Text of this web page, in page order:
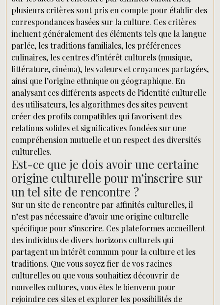
plusieurs critères sont pris en compte pour établir des
correspondances basées sur la culture. Ces critères
incluent généralement des éléments tels que la langue
parlée, les traditions familiales, les préférences
culinaires, les centres d’intérêt culturels (musique,
littérature, cinéma), les valeurs et croyances partagées,
ainsi que l’origine ethnique ou géographique. En
analysant ces différents aspects de l’identité culturelle
des utilisateurs, les algorithmes des sites peuvent
créer des profils compatibles qui favorisent des
relations solides et significatives fondées sur une
compréhension mutuelle et un respect des diversités
culturelles.
Est-ce que je dois avoir une certaine
origine culturelle pour m’inscrire sur
un tel site de rencontre ?
Sur un site de rencontre par affinités culturelles, il
n’est pas nécessaire d’avoir une origine culturelle
spécifique pour s’inscrire. Ces plateformes accueillent
des individus de divers horizons culturels qui
partagent un intérêt commun pour la culture et les
traditions. Que vous soyez fier de vos racines
culturelles ou que vous souhaitiez découvrir de
nouvelles cultures, vous êtes le bienvenu pour
rejoindre ces sites et explorer les possibilités de